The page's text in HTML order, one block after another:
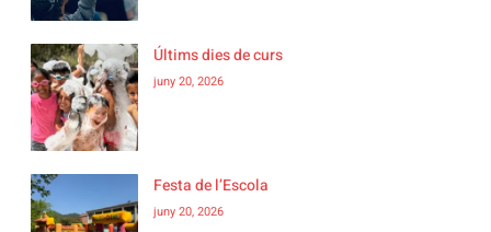
Últims dies de curs
juny 20, 2026
Festa de l’Escola
juny 20, 2026